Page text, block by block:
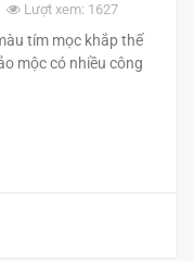
Lượt xem: 1627
tím mọc khắp thế
mộc có nhiều công